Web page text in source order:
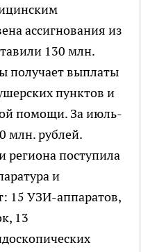
ассигнования из
130 млн.
получает выплаты
пунктов и
помощи. За июль-
млн. рублей.
поступила
и
15 УЗИ-аппаратов,
13